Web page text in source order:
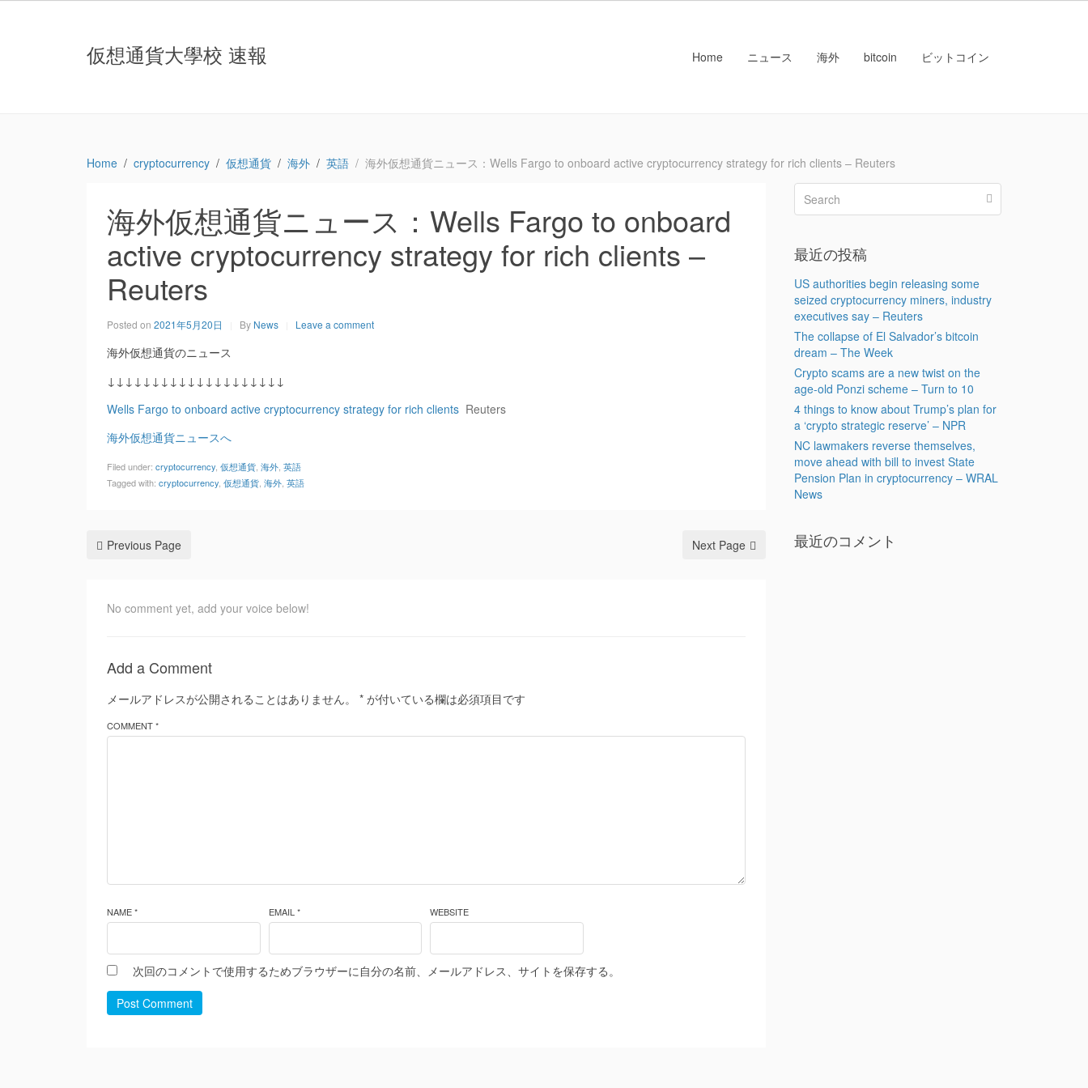
仮想通貨大學校 速報 Home ニュース 海外 bitcoin ビットコイン
Home cryptocurrency 仮想通貨 海外 英語 海外仮想通貨ニュース：Wells Fargo to onboard active cryptocurrency strategy for rich clients – Reuters
海外仮想通貨ニュース：Wells Fargo to onboard
active cryptocurrency strategy for rich clients –
Reuters
Posted on 2021年5月20日 By News Leave a comment
海外仮想通貨のニュース
↓↓↓↓↓↓↓↓↓↓↓↓↓↓↓↓↓↓↓↓
Wells Fargo to onboard active cryptocurrency strategy for rich clients Reuters
海外仮想通貨ニュースへ
Filed under: cryptocurrency 仮想通貨 海外 英語
Tagged with: cryptocurrency 仮想通貨 海外 英語
Previous Page Next Page
No comment yet, add your voice below!
Add a Comment
メールアドレスが公開されることはありません。 * が付いている欄は必須項目です
COMMENT *
NAME * EMAIL * WEBSITE
次回のコメントで使用するためブラウザーに自分の名前、メールアドレス、サイトを保存する。
Post Comment
最近の投稿
US authorities begin releasing some
seized cryptocurrency miners, industry
executives say – Reuters
The collapse of El Salvador’s bitcoin
dream – The Week
Crypto scams are a new twist on the
age-old Ponzi scheme – Turn to 10
4 things to know about Trump’s plan for
a ‘crypto strategic reserve’ – NPR
NC lawmakers reverse themselves,
move ahead with bill to invest State
Pension Plan in cryptocurrency – WRAL
News
最近のコメント